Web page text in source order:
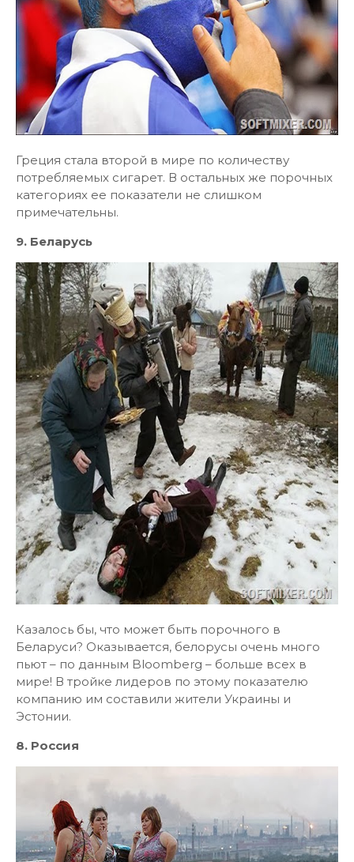
Греция стала второй в мире по количеству
потребляемых сигарет. В остальных же порочных
категориях ее показатели не слишком
примечательны.
9. Беларусь
Казалось бы, что может быть порочного в
Беларуси? Оказывается, белорусы очень много
пьют – по данным Bloomberg – больше всех в
мире! В тройке лидеров по этому показателю
компанию им составили жители Украины и
Эстонии.
8. Россия